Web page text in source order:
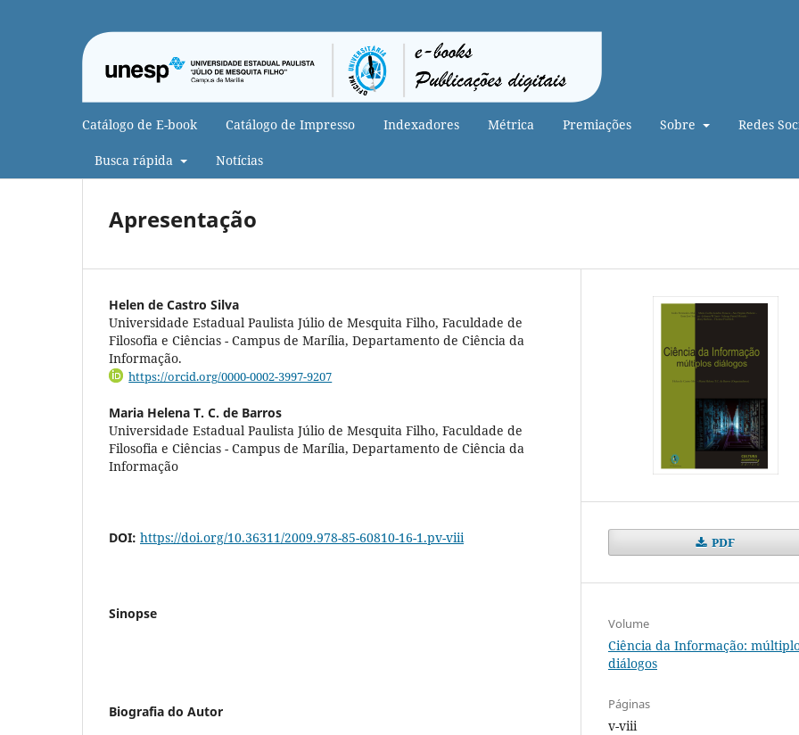
Catálogo de E-book Catálogo de Impresso Indexadores Métrica Premiações Sobre Redes
Busca rápida Notícias
Apresentação
Helen de Castro Silva
Universidade Estadual Paulista Júlio de Mesquita Filho, Faculdade de
Filosofia e Ciências - Campus de Marília, Departamento de Ciência da
Informação.
https://orcid.org/0000-0002-3997-9207
Maria Helena T. C. de Barros
Universidade Estadual Paulista Júlio de Mesquita Filho, Faculdade de
Filosofia e Ciências - Campus de Marília, Departamento de Ciência da
Informação
DOI: https://doi.org/10.36311/2009.978-85-60810-16-1.pv-viii
Sinopse
Biografia do Autor
PDF
Volume
Ciência da Informação:
diálogos
Páginas
v-viii